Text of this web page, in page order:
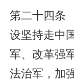
第二十四条
设坚持走中
军、改革强
法治军，加